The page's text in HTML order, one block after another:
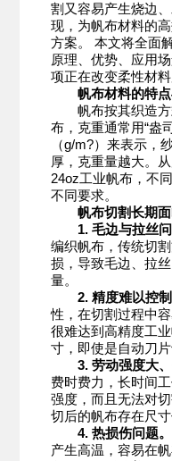
割又容易产生烧边
现，为帆布材料的
方案。 本文将全面
原理、优势、应用
项正在改变柔性材
帆布材料的特
帆布按其织造方
布，克重通常用“盎
（g/m?）来表示，
厚，克重量越大。
24oz工业帆布，不
不同要求。
帆布切割长期
1. 毛边与拉丝问
编织帆布，传统切
损，导致毛边、拉
量。
2. 精度难以控
性，在切割过程中
很难达到高精度工
寸，即使是自动刀
3. 劳动强度大、
费时费力，长时间
强度，而且无法对
切后的帆布存在尺寸
4. 热损伤问题
产生高温，容易在